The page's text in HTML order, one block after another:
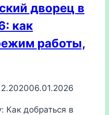
дворец в
как
работы,
06.01.2026
Как добраться в